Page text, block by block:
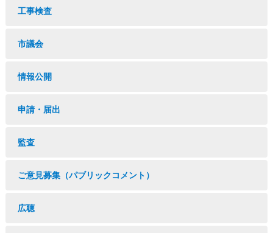
工事検査
市議会
情報公開
申請・届出
監査
ご意見募集（パブリックコメント）
広聴